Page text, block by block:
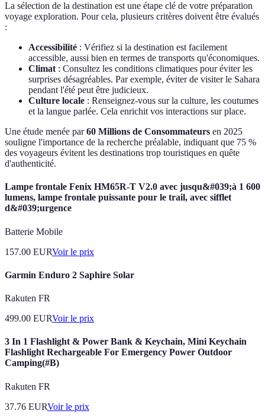
La sélection de la destination est une étape clé de votre préparation
voyage exploration. Pour cela, plusieurs critères doivent être évalués
:
Accessibilité : Vérifiez si la destination est facilement
accessible, aussi bien en termes de transports qu'économiques.
Climat : Consultez les conditions climatiques pour éviter les
surprises désagréables. Par exemple, éviter de visiter le Sahara
pendant l'été peut être judicieux.
Culture locale : Renseignez-vous sur la culture, les coutumes
et la langue parlée. Cela enrichit vos interactions sur place.
Une étude menée par60 Millions de Consommateurs en 2025
souligne l'importance de la recherche préalable, indiquant que 75 %
des voyageurs évitent les destinations trop touristiques en quête
d'authenticité.
Lampe frontale Fenix HM65R-T V2.0 avec jusqu&#039;à 1 600
lumens, lampe frontale puissante pour le trail, avec sifflet
d&#039;urgence
Batterie Mobile
157.00 EURVoir le prix
Garmin Enduro 2 Saphire Solar
Rakuten FR
499.00 EURVoir le prix
3 In 1 Flashlight & Power Bank & Keychain, Mini Keychain
Flashlight Rechargeable For Emergency Power Outdoor
Camping(#B)
Rakuten FR
37.76 EURVoir le prix